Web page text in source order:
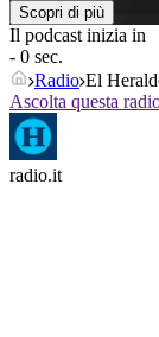
Scopri di più
Il podcast inizia in
- 0 sec.
Radio El
Ascolta questa
radio.it